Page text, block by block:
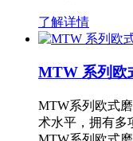
了解详情
MTW 系列欧
MTW系列欧式
术水平，拥有